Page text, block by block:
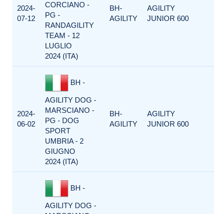
2024-
07-12
CORCIANO -
PG -
RANDAGILITY
TEAM - 12
LUGLIO
2024 (ITA)
BH-
AGILITY
AGILITY
JUNIOR 600
2024-
06-02
BH -
AGILITY DOG -
MARSCIANO -
PG - DOG
SPORT
UMBRIA - 2
GIUGNO
2024 (ITA)
BH-
AGILITY
AGILITY
JUNIOR 600
BH -
AGILITY DOG -